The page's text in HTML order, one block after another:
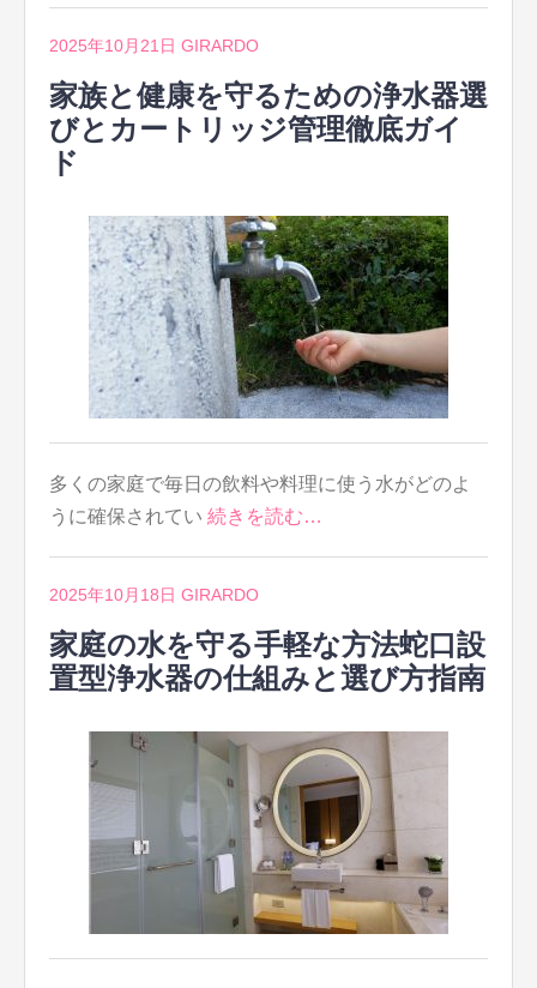
2025年10月21日 GIRARDO
家族と健康を守るための浄水器選
びとカートリッジ管理徹底ガイ
ド
多くの家庭で毎日の飲料や料理に使う水がどのよ
うに確保されてい 続きを読む…
2025年10月18日 GIRARDO
家庭の水を守る手軽な方法蛇口設
置型浄水器の仕組みと選び方指南